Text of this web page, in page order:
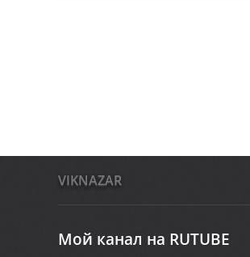
VIKNAZAR
Мой канал на RUTUBE